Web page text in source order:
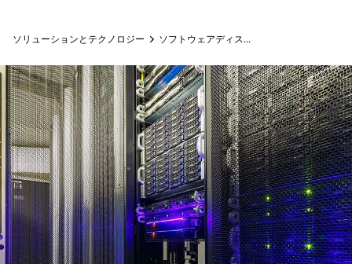
ソリューションとテクノロジー ソフトウェアディスアグリゲーション